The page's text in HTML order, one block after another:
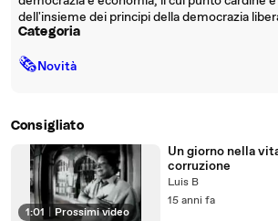
dell'insieme dei principi della democrazia
Categoria
🗞Novità
Consigliato
1:01 Prossimi video
Un giorno nella
corruzione
Luis B
15 anni fa